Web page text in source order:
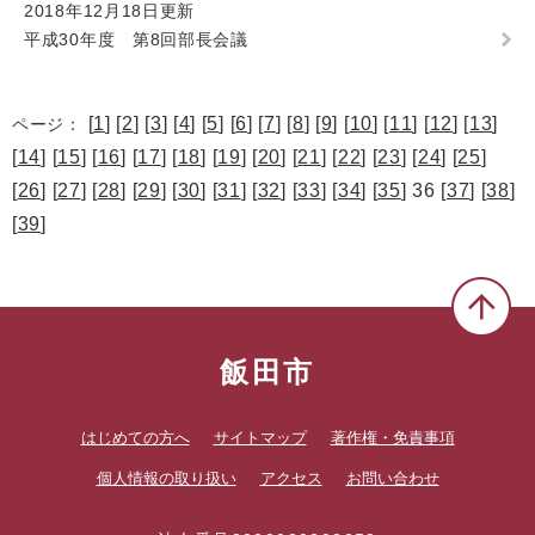
2018年12月18日更新
平成30年度 第8回部長会議
ページ： [1] [2] [3] [4] [5] [6] [7] [8] [9] [10] [11] [12] [13]
[14] [15] [16] [17] [18] [19] [20] [21] [22] [23] [24] [25]
[26] [27] [28] [29] [30] [31] [32] [33] [34] [35] 36 [37] [38]
[39]
飯田市
はじめての方へ サイトマップ 著作権・免責事項
個人情報の取り扱い アクセス お問い合わせ